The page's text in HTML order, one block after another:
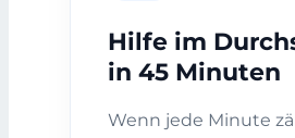
Hilfe im
in 45 Minuten
Wenn jede Minute